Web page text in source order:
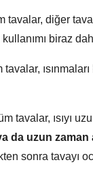
tavalar, diğer
biraz
tavalar,
tavalar, ısıyı
da uzun zaman
sonra tavayı